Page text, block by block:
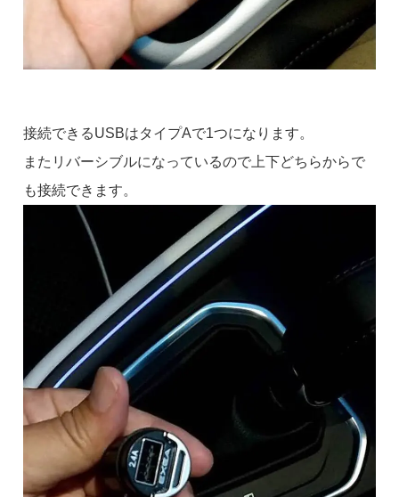
接続できるUSBはタイプAで1つになります。
またリバーシブルになっているので上下どちらからで
も接続できます。